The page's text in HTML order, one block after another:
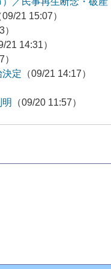
21 15:07）
21 14:31）
定 （09/21 14:17）
（09/20 11:57）